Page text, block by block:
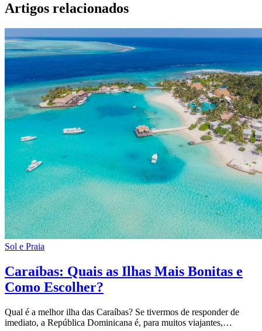
Artigos relacionados
Sol e Praia
Caraíbas: Quais as Ilhas Mais Bonitas e
Como Escolher?
Qual é a melhor ilha das Caraíbas? Se tivermos de responder de
imediato, a República Dominicana é, para muitos viajantes,…